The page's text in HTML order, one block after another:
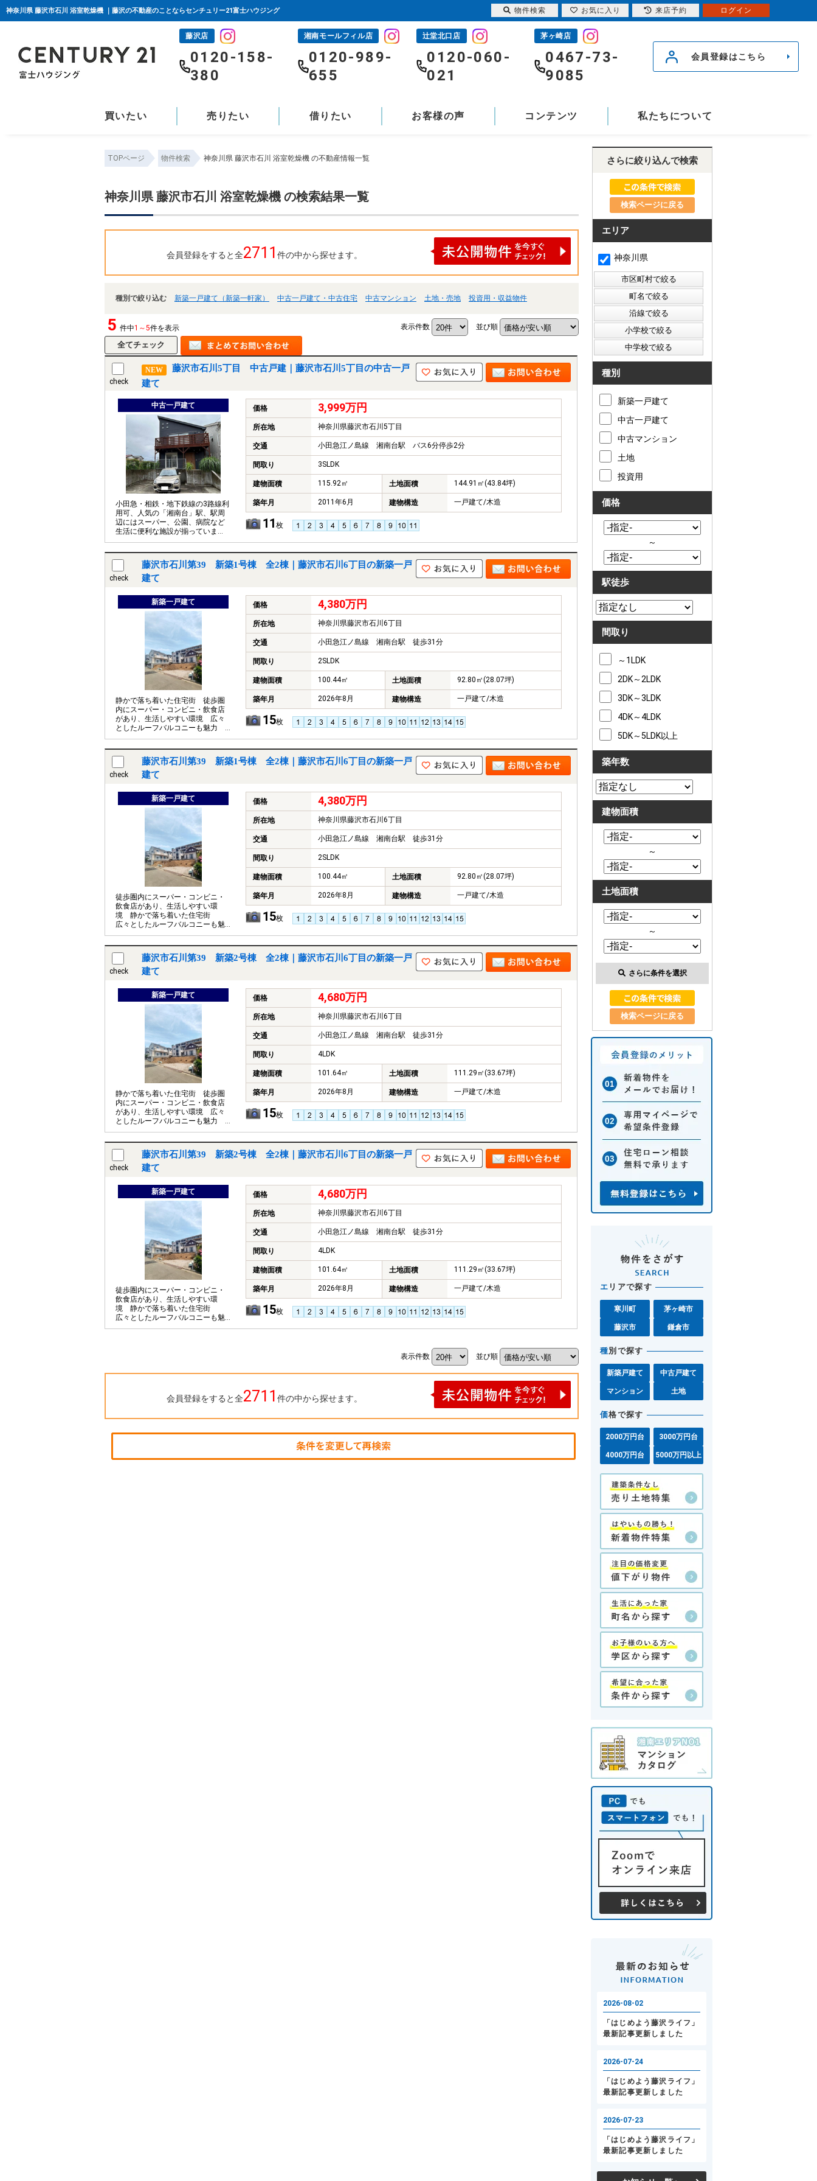
神奈川県 藤沢市石川 浴室乾燥機 ｜藤沢の不動産のことならセンチュリー21富士ハウジング
藤沢店
0120-158-
380
湘南モールフィル店
0120-989-
655
辻堂北口店
0120-060-
021
茅ヶ崎店
0467-73-
9085
会員登録はこちら
買いたい 売りたい 借りたい お客様の声 コンテンツ 私たちについて
TOPページ 物件検索 神奈川県 藤沢市石川 浴室乾燥機 の不動産情報一覧
神奈川県 藤沢市石川 浴室乾燥機 の検索結果一覧
会員登録をすると全2711 件の中から探せます。
種別で絞り込む 新築一戸建て（新築一軒家） 中古一戸建て・中古住宅 中古マンション 土地・売地 投資用・収益物件
5 件中1～5件を表示 表示件数 並び順
check
NEW
藤沢市石川5丁目 中古戸建｜藤沢市石川5丁目の中古一戸
建て
中古一戸建て
小田急・相鉄・地下鉄線の3路線利
用可、人気の「湘南台」駅、駅周
辺にはスーパー、公園、病院など
生活に便利な施設が揃っていま
す。
価格 3,999万円
所在地 神奈川県藤沢市石川5丁目
交通 小田急江ノ島線 湘南台駅 バス6分停歩2分
間取り 3SLDK
建物面積 115.92㎡ 土地面積 144.91㎡(43.84坪)
築年月 2011年6月 建物構造 一戸建て/木造
11 枚
check
藤沢市石川第39 新築1号棟 全2棟｜藤沢市石川6丁目の新築一戸
建て
新築一戸建て
静かで落ち着いた住宅街 徒歩圏
内にスーパー・コンビニ・飲食店
があり、生活しやすい環境 広々
としたルーフバルコニーも魅力
フラット35S利用可能です
価格 4,380万円
所在地 神奈川県藤沢市石川6丁目
交通 小田急江ノ島線 湘南台駅 徒歩31分
間取り 2SLDK
建物面積 100.44㎡ 土地面積 92.80㎡(28.07坪)
築年月 2026年8月 建物構造 一戸建て/木造
15枚
check
藤沢市石川第39 新築1号棟 全2棟｜藤沢市石川6丁目の新築一戸
建て
新築一戸建て
徒歩圏内にスーパー・コンビニ・
飲食店があり、生活しやすい環
境 静かで落ち着いた住宅街
広々としたルーフバルコニーも魅
力
価格 4,380万円
所在地 神奈川県藤沢市石川6丁目
交通 小田急江ノ島線 湘南台駅 徒歩31分
間取り 2SLDK
建物面積 100.44㎡ 土地面積 92.80㎡(28.07坪)
築年月 2026年8月 建物構造 一戸建て/木造
15枚
check
藤沢市石川第39 新築2号棟 全2棟｜藤沢市石川6丁目の新築一戸
建て
新築一戸建て
静かで落ち着いた住宅街 徒歩圏
内にスーパー・コンビニ・飲食店
があり、生活しやすい環境 広々
としたルーフバルコニーも魅力
フラット35S利用可能です
価格 4,680万円
所在地 神奈川県藤沢市石川6丁目
交通 小田急江ノ島線 湘南台駅 徒歩31分
間取り 4LDK
建物面積 101.64㎡ 土地面積 111.29㎡(33.67坪)
築年月 2026年8月 建物構造 一戸建て/木造
15枚
check
藤沢市石川第39 新築2号棟 全2棟｜藤沢市石川6丁目の新築一戸
建て
新築一戸建て
徒歩圏内にスーパー・コンビニ・
飲食店があり、生活しやすい環
境 静かで落ち着いた住宅街
広々としたルーフバルコニーも魅
力
価格 4,680万円
所在地 神奈川県藤沢市石川6丁目
交通 小田急江ノ島線 湘南台駅 徒歩31分
間取り 4LDK
建物面積 101.64㎡ 土地面積 111.29㎡(33.67坪)
築年月 2026年8月 建物構造 一戸建て/木造
15枚
表示件数 並び順
会員登録をすると全2711 件の中から探せます。
さらに絞り込んで検索
検索ページに戻る
エリア
神奈川県
種別
新築一戸建て
中古一戸建て
中古マンション
土地
投資用
価格
～
駅徒歩
間取り
～1LDK
2DK～2LDK
3DK～3LDK
4DK～4LDK
5DK～5LDK以上
築年数
建物面積
～
土地面積
～
さらに条件を選択
検索ページに戻る
エ リアで探す
寒川町 茅ヶ崎市
藤沢市 鎌倉市
種別で探す
新築戸建て 中古戸建て
マンション 土地
価格で探す
2000万円台 3000万円台
4000万円台 5000万円以上
物件検索 お気に入り 来店予約 ログイン